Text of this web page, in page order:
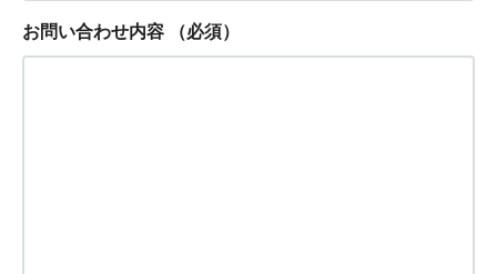
お問い合わせ内容 （必須）